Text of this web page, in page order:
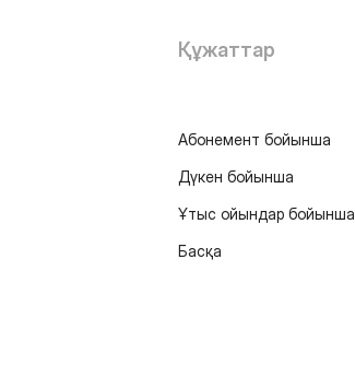
Құжаттар
Абонемент бойынша
Дүкен бойынша
Ұтыс ойындар бойынша
Басқа